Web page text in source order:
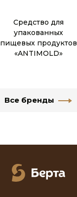
Средство для
упакованных
пищевых продуктов
«ANTIMOLD»
Все бренды